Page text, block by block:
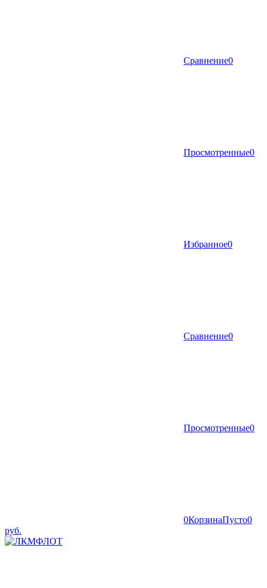
Сравнение0
Просмотренные0
Избранное0
Сравнение0
Просмотренные0
0КорзинаПусто0
руб.